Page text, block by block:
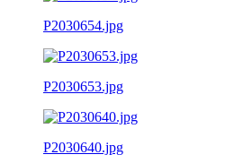
P2030654.jpg
P2030653.jpg
P2030640.jpg